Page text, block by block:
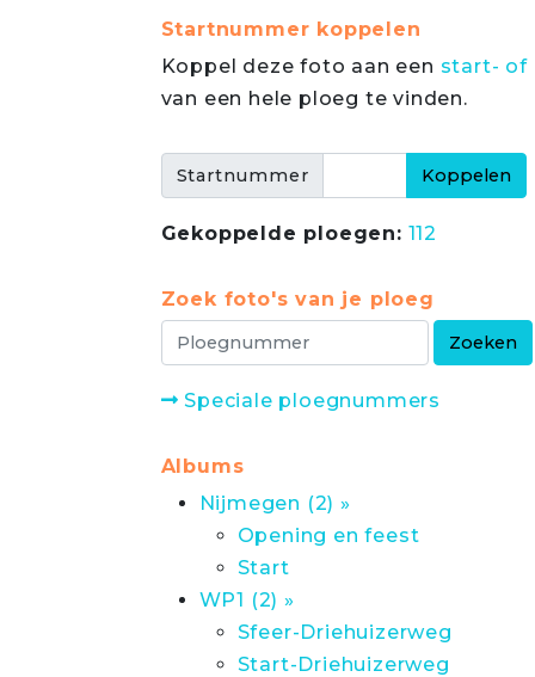
Startnummer koppelen
Koppel deze foto aan een start- of
van een hele ploeg te vinden.
Startnummer
Gekoppelde ploegen: 112
Zoek foto's van je ploeg
Speciale ploegnummers
Albums
Nijmegen (2) »
Opening en feest
Start
WP1 (2) »
Sfeer-Driehuizerweg
Start-Driehuizerweg